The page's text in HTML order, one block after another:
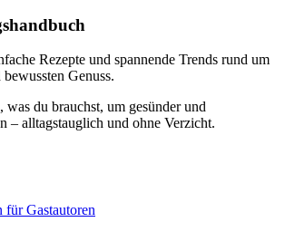
Rezepte und spannende Trends rund um
bewussten Genuss.
was du brauchst, um gesünder und
– alltagstauglich und ohne Verzicht.
für Gastautoren